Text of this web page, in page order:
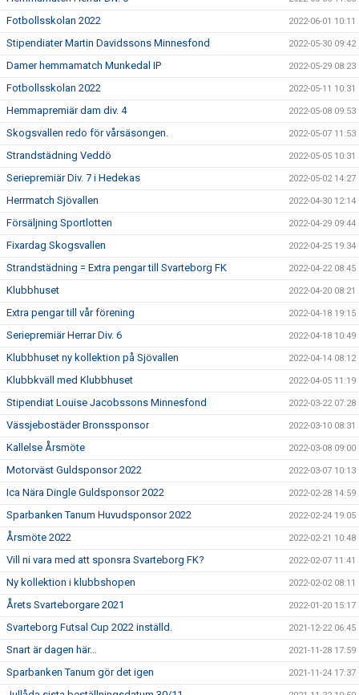
Fotbollsskolan 2022 2022-06-01 10:11
Stipendiater Martin Davidssons Minnesfond 2022-05-30 09:42
Damer hemmamatch Munkedal IP 2022-05-29 08:23
Fotbollsskolan 2022 2022-05-11 10:31
Hemmapremiär dam div. 4 2022-05-08 09:53
Skogsvallen redo för vårsäsongen. 2022-05-07 11:53
Strandstädning Veddö 2022-05-05 10:31
Seriepremiär Div. 7 i Hedekas 2022-05-02 14:27
Herrmatch Sjövallen 2022-04-30 12:14
Försäljning Sportlotten 2022-04-29 09:44
Fixardag Skogsvallen 2022-04-25 19:34
Strandstädning = Extra pengar till Svarteborg FK 2022-04-22 08:45
Klubbhuset 2022-04-20 08:21
Extra pengar till vår förening 2022-04-18 19:15
Seriepremiär Herrar Div. 6 2022-04-18 10:49
Klubbhuset ny kollektion på Sjövallen 2022-04-14 08:12
Klubbkväll med Klubbhuset 2022-04-05 11:19
Stipendiat Louise Jacobssons Minnesfond 2022-03-22 07:28
Vässjebostäder Bronssponsor 2022-03-10 08:31
Kallelse Årsmöte 2022-03-08 09:00
Motorväst Guldsponsor 2022 2022-03-07 10:13
Ica Nära Dingle Guldsponsor 2022 2022-02-28 14:59
Sparbanken Tanum Huvudsponsor 2022 2022-02-24 19:05
Årsmöte 2022 2022-02-21 10:48
Vill ni vara med att sponsra Svarteborg FK? 2022-02-07 11:41
Ny kollektion i klubbshopen 2022-02-02 08:11
Årets Svarteborgare 2021 2022-01-20 15:17
Svarteborg Futsal Cup 2022 inställd. 2021-12-22 06:45
Snart är dagen här… 2021-11-28 17:59
Sparbanken Tanum gör det igen 2021-11-24 17:37